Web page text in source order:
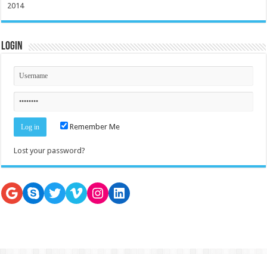
2014
Login
Remember Me
Lost your password?
Google
SkypeTwitter
VimeoInstagram
LinkedIn